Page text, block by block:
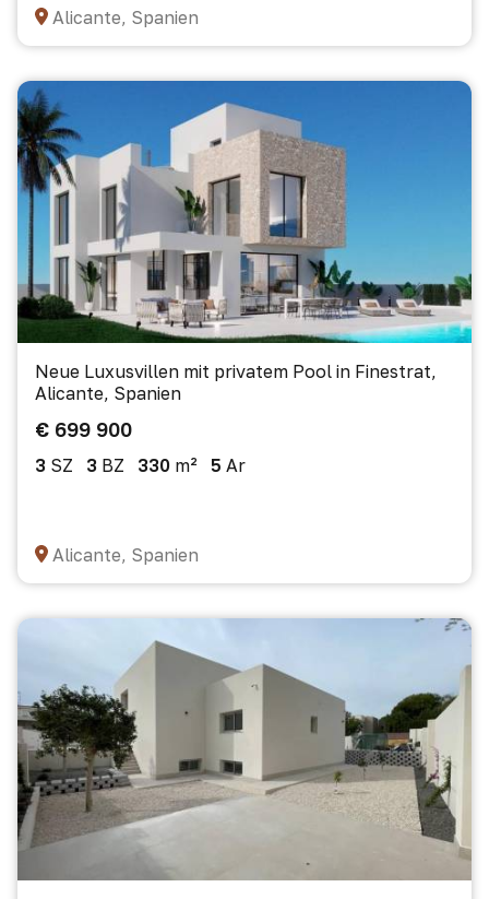
Alicante, Spanien
Neue Luxusvillen mit privatem Pool in Finestrat,
Alicante, Spanien
€ 699 900
3 SZ 3 BZ 330 m² 5 Ar
Alicante, Spanien